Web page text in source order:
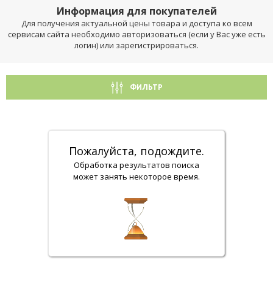
Информация для покупателей
Для получения актуальной цены товара и доступа ко всем
сервисам сайта необходимо авторизоваться (если у Вас уже есть
логин) или зарегистрироваться.
ФИЛЬТР
Пожалуйста, подождите.
Обработка результатов поиска
может занять некоторое время.